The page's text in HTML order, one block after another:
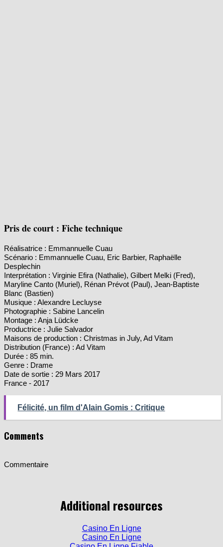
Pris de court : Fiche technique
Réalisatrice : Emmannuelle Cuau
Scénario : Emmannuelle Cuau, Eric Barbier, Raphaëlle
Desplechin
Interprétation : Virginie Efira (Nathalie), Gilbert Melki (Fred),
Maryline Canto (Muriel), Rénan Prévot (Paul), Jean-Baptiste
Blanc (Bastien)
Musique : Alexandre Lecluyse
Photographie : Sabine Lancelin
Montage : Anja Lüdcke
Productrice : Julie Salvador
Maisons de production : Christmas in July, Ad Vitam
Distribution (France) : Ad Vitam
Durée : 85 min.
Genre : Drame
Date de sortie : 29 Mars 2017
France - 2017
Félicité, un film d'Alain Gomis : Critique
Comments
Commentaire
Additional resources
Casino En Ligne
Casino En Ligne